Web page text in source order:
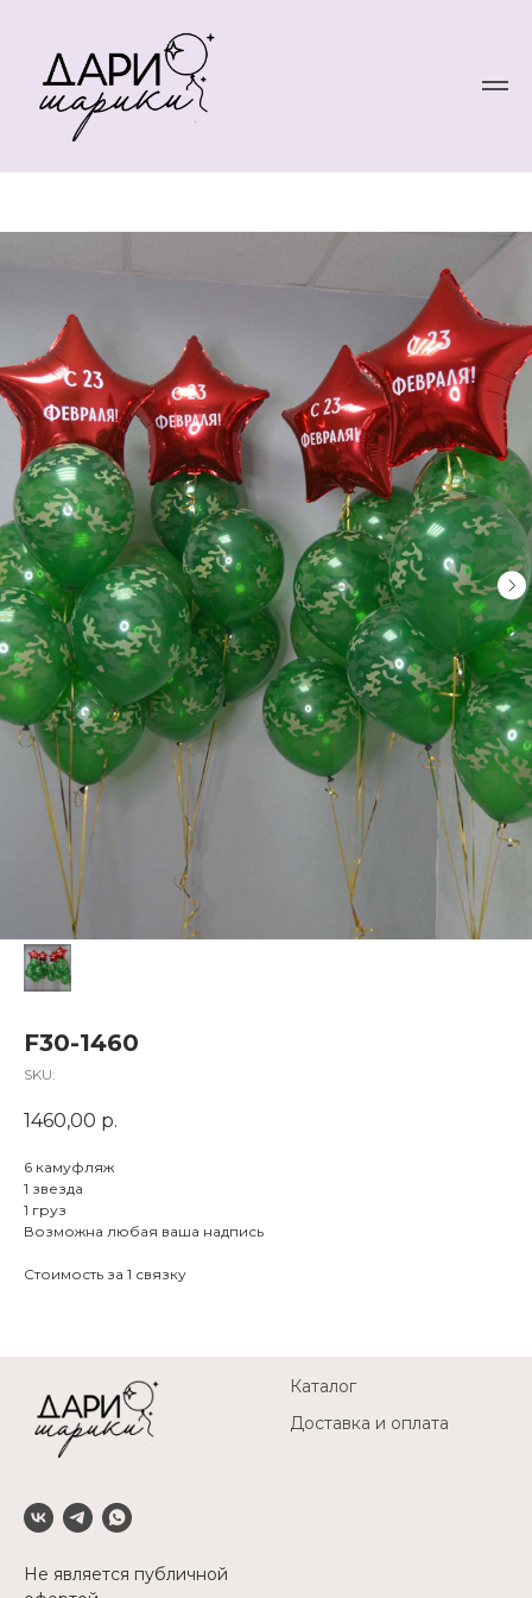
F30-1460
SKU:
1460,00 р.
6 камуфляж
1 звезда
1 груз
Возможна любая ваша надпись
Стоимость за 1 связку
Не является публичной
Каталог
Доставка и оплата